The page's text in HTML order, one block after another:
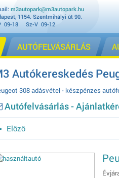
m3autopark@m3autopark.hu
1154. Szentmihályi út 90.
09-18 Sz-V 09-12
AUTÓFELVÁSÁRLÁS
Autókereskedés
308 adásvétel - készpénzes
Autófelvásárlás -
Előző